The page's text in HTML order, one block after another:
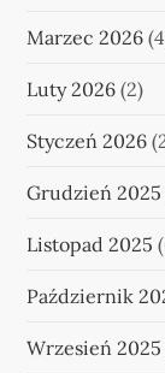
Marzec 2026
Luty 2026 (2)
Styczeń 2026
Grudzień 2025
Listopad 2025
Październik
Wrzesień 2025